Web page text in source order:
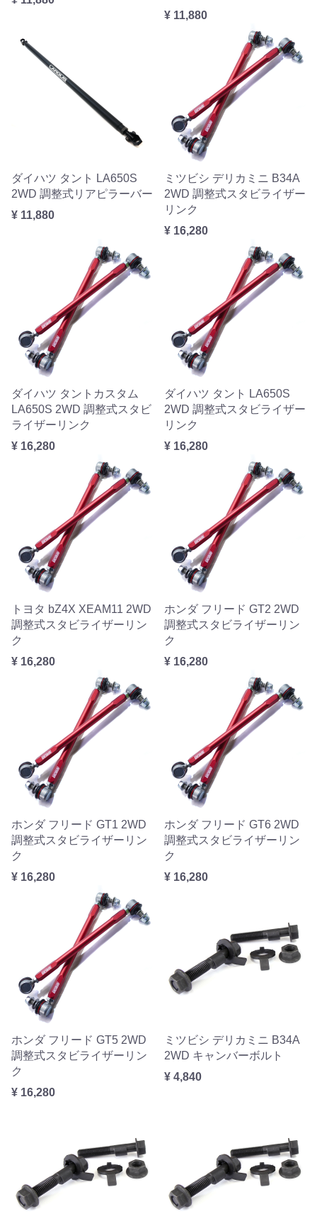
¥ 11,880
ダイハツ タント LA650S
2WD 調整式リアピラーバー
¥ 11,880
ミツビシ デリカミニ B34A
2WD 調整式スタビライザー
リンク
¥ 16,280
ダイハツ タントカスタム
LA650S 2WD 調整式スタビ
ライザーリンク
¥ 16,280
ダイハツ タント LA650S
2WD 調整式スタビライザー
リンク
¥ 16,280
トヨタ bZ4X XEAM11 2WD
調整式スタビライザーリン
ク
¥ 16,280
ホンダ フリード GT2 2WD
調整式スタビライザーリン
ク
¥ 16,280
ホンダ フリード GT1 2WD
調整式スタビライザーリン
ク
¥ 16,280
ホンダ フリード GT6 2WD
調整式スタビライザーリン
ク
¥ 16,280
ホンダ フリード GT5 2WD
調整式スタビライザーリン
ク
¥ 16,280
ミツビシ デリカミニ B34A
2WD キャンバーボルト
¥ 4,840